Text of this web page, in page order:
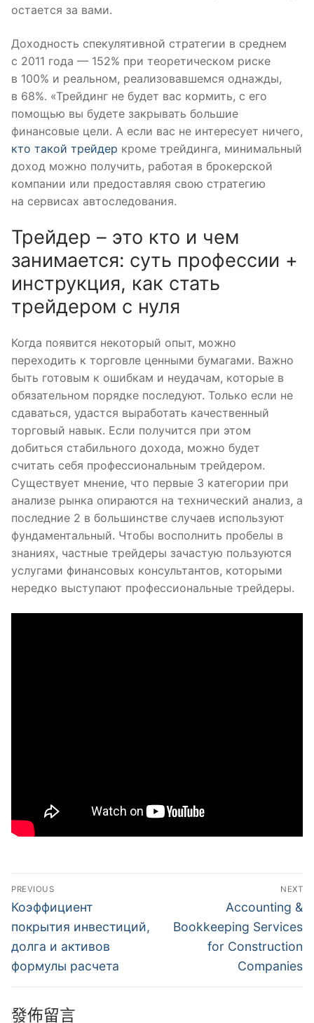
остается за вами.
Доходность спекулятивной стратегии в среднем
с 2011 года — 152% при теоретическом риске
в 100% и реальном, реализовавшемся однажды,
в 68%. «Трейдинг не будет вас кормить, с его
помощью вы будете закрывать большие
финансовые цели. А если вас не интересует ничего,
кто такой трейдер кроме трейдинга, минимальный
доход можно получить, работая в брокерской
компании или предоставляя свою стратегию
на сервисах автоследования.
Трейдер – это кто и чем
занимается: суть профессии +
инструкция, как стать
трейдером с нуля
Когда появится некоторый опыт, можно
переходить к торговле ценными бумагами. Важно
быть готовым к ошибкам и неудачам, которые в
обязательном порядке последуют. Только если не
сдаваться, удастся выработать качественный
торговый навык. Если получится при этом
добиться стабильного дохода, можно будет
считать себя профессиональным трейдером.
Существует мнение, что первые 3 категории при
анализе рынка опираются на технический анализ, а
последние 2 в большинстве случаев используют
фундаментальный. Чтобы восполнить пробелы в
знаниях, частные трейдеры зачастую пользуются
услугами финансовых консультантов, которыми
нередко выступают профессиональные трейдеры.
文
章
導
覽
PREVIOUS
Previous
post:
Коэффициент
покрытия инвестиций,
долга и активов
формулы расчета
NEXT
Next
post:
Accounting &
Bookkeeping Services
for Construction
Companies
發佈留言